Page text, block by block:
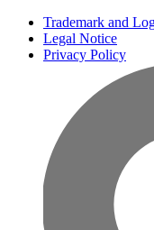
Trademark and
Legal Notice
Privacy Policy